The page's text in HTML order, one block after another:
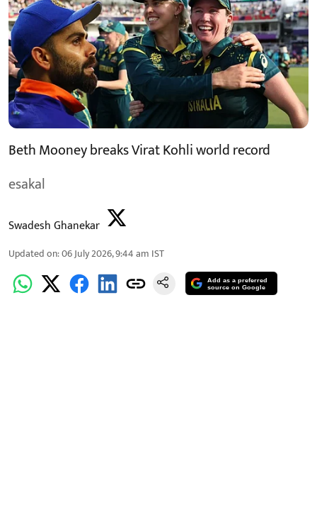
Beth Mooney breaks Virat Kohli world record
esakal
Swadesh Ghanekar
Updated on:06 July 2026, 9:44 am IST
Add as a preferred
source on Google